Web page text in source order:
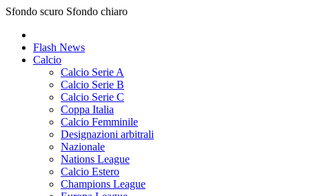
Sfondo scuro Sfondo chiaro
Flash News
Calcio
Calcio Serie A
Calcio Serie B
Calcio Serie C
Coppa Italia
Calcio Femminile
Designazioni arbitrali
Nazionale
Nations League
Calcio Estero
Champions League